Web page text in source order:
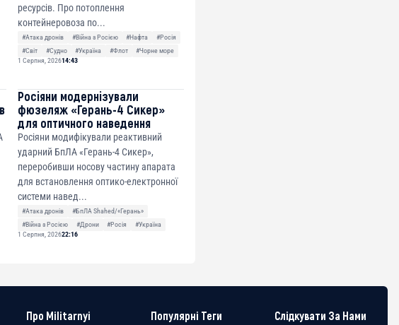
ресурсів. Про потоплення
контейнеровоза по...
#Атака дронів #Війна з Росією #Нафта
#Росія
#Світ
#Судно #Україна #Флот
#Чорне море
1 Серпня, 202614:43
Росіяни модернізували
фюзеляж «Герань-4 Сикер»
для оптичного наведення
Росіяни модифікували реактивний
ударний БпЛА «Герань-4 Сикер»,
переробивши носову частину апарата
для встановлення оптико-електронної
системи навед...
#Атака дронів
#БпЛА Shahed/«Герань»
#Війна з Росією
#Дрони #Росія
#Україна
1 Серпня, 202622:16
Про Militarnyi Популярні Теги Слідкувати За Нами